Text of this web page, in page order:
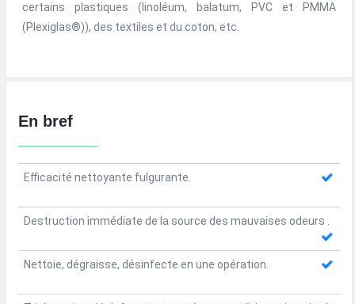
certains plastiques (linoléum, balatum, PVC et PMMA
(Plexiglas®)), des textiles et du coton, etc.
En bref
Efficacité nettoyante fulgurante.
Destruction immédiate de la source des mauvaises odeurs .
Nettoie, dégraisse, désinfecte en une opération.